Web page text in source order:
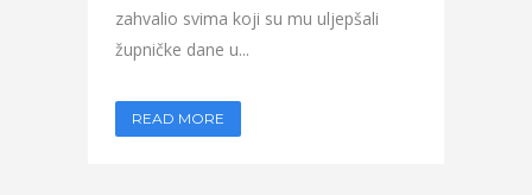
zahvalio svima koji su mu uljepšali
župničke dane u...
READ MORE